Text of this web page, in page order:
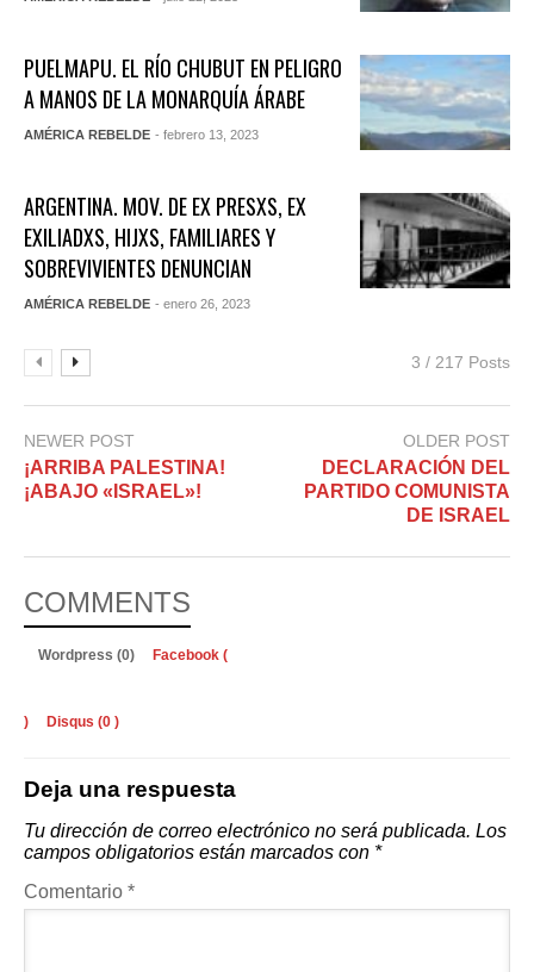
PUELMAPU. EL RÍO CHUBUT EN PELIGRO
A MANOS DE LA MONARQUÍA ÁRABE
AMÉRICA REBELDE - febrero 13, 2023
ARGENTINA. MOV. DE EX PRESXS, EX
EXILIADXS, HIJXS, FAMILIARES Y
SOBREVIVIENTES DENUNCIAN
AMÉRICA REBELDE - enero 26, 2023
3 / 217 Posts
NEWER POST
¡ARRIBA PALESTINA!
¡ABAJO «ISRAEL»!
OLDER POST
DECLARACIÓN DEL
PARTIDO COMUNISTA
DE ISRAEL
COMMENTS
Wordpress (0) Facebook (
) Disqus (0 )
Deja una respuesta
Tu dirección de correo electrónico no será publicada. Los
campos obligatorios están marcados con *
Comentario *